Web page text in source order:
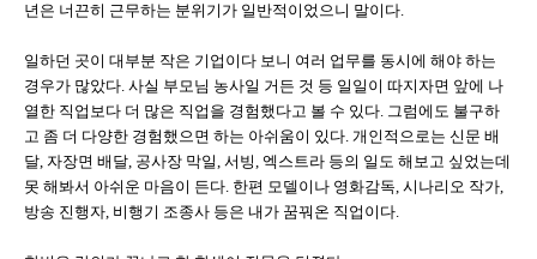
년은 너끈히 근무하는 분위기가 일반적이었으니 말이다.
일하던 곳이 대부분 작은 기업이다 보니 여러 업무를 동시에 해야 하는
경우가 많았다. 사실 부모님 농사일 거든 것 등 일일이 따지자면 앞에 나
열한 직업보다 더 많은 직업을 경험했다고 볼 수 있다. 그럼에도 불구하
고 좀 더 다양한 경험했으면 하는 아쉬움이 있다. 개인적으로는 신문 배
달, 자장면 배달, 공사장 막일, 서빙, 엑스트라 등의 일도 해보고 싶었는데
못 해봐서 아쉬운 마음이 든다. 한편 모델이나 영화감독, 시나리오 작가,
방송 진행자, 비행기 조종사 등은 내가 꿈꿔온 직업이다.